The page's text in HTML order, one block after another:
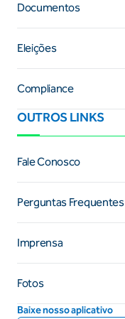
Documentos
Eleições
Compliance
OUTROS LINKS
Fale Conosco
Perguntas Frequentes
Imprensa
Fotos
Baixe nosso aplicativo